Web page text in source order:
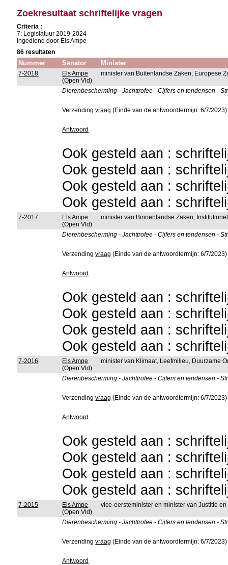
Zoekresultaat schriftelijke vragen
Criteria :
7: Legislatuur 2019-2024
Ingediend door Els Ampe
86 resultaten
Nummer Senator Minister
7-2018
Els Ampe
(Open Vld)
minister van Buitenlandse Zaken, Europese
Dierenbescherming - Jachttrofee - Cijfers en tendensen -
Verzendingvraag (Einde van de antwoordtermijn: 6/7/2023)
Antwoord
Ook gesteld aan :
Ook gesteld aan :
Ook gesteld aan :
Ook gesteld aan :
7-2017
Els Ampe
(Open Vld)
minister van Binnenlandse Zaken,
Dierenbescherming - Jachttrofee - Cijfers en tendensen -
Verzendingvraag (Einde van de antwoordtermijn: 6/7/2023)
Antwoord
Ook gesteld aan :
Ook gesteld aan :
Ook gesteld aan :
Ook gesteld aan :
7-2016
Els Ampe
(Open Vld)
minister van Klimaat, Leefmilieu, Duurzame
Dierenbescherming - Jachttrofee - Cijfers en tendensen -
Verzendingvraag (Einde van de antwoordtermijn: 6/7/2023)
Antwoord
Ook gesteld aan :
Ook gesteld aan :
Ook gesteld aan :
Ook gesteld aan :
7-2015
Els Ampe
(Open Vld)
vice-eersteminister en minister van Justitie
Dierenbescherming - Jachttrofee - Cijfers en tendensen -
Verzendingvraag (Einde van de antwoordtermijn: 6/7/2023)
Antwoord